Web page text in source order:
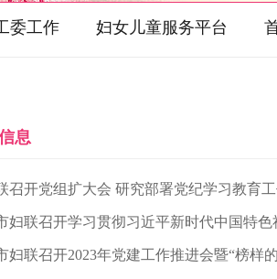
委工作 妇女儿童服务平台
息
召开党组扩大会 研究部署党纪学习教育
妇联召开学习贯彻习近平新时代中国特
妇联召开2023年党建工作推进会暨“榜